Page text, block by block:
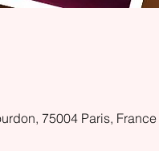
75004 Paris, France